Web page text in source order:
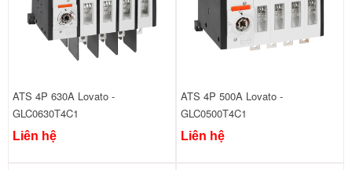
ATS 4P 630A Lovato -
GLC0630T4C1
Liên hệ
ATS 4P 500A Lovato -
GLC0500T4C1
Liên hệ